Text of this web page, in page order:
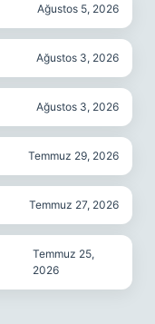
Ağustos 5, 2026
Ağustos 3, 2026
Ağustos 3, 2026
Temmuz 29, 2026
Temmuz 27, 2026
Temmuz 25,
2026